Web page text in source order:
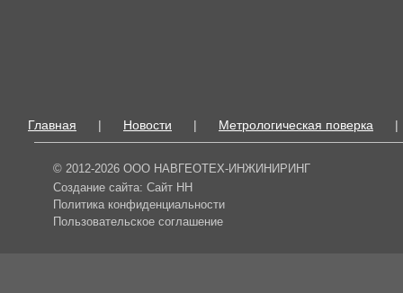
Главная | Новости | Метрологическая поверка |
© 2012-2026 ООО НАВГЕОТЕХ-ИНЖИНИРИНГ
Создание сайта: Сайт НН
Политика конфиденциальности
Пользовательское соглашение